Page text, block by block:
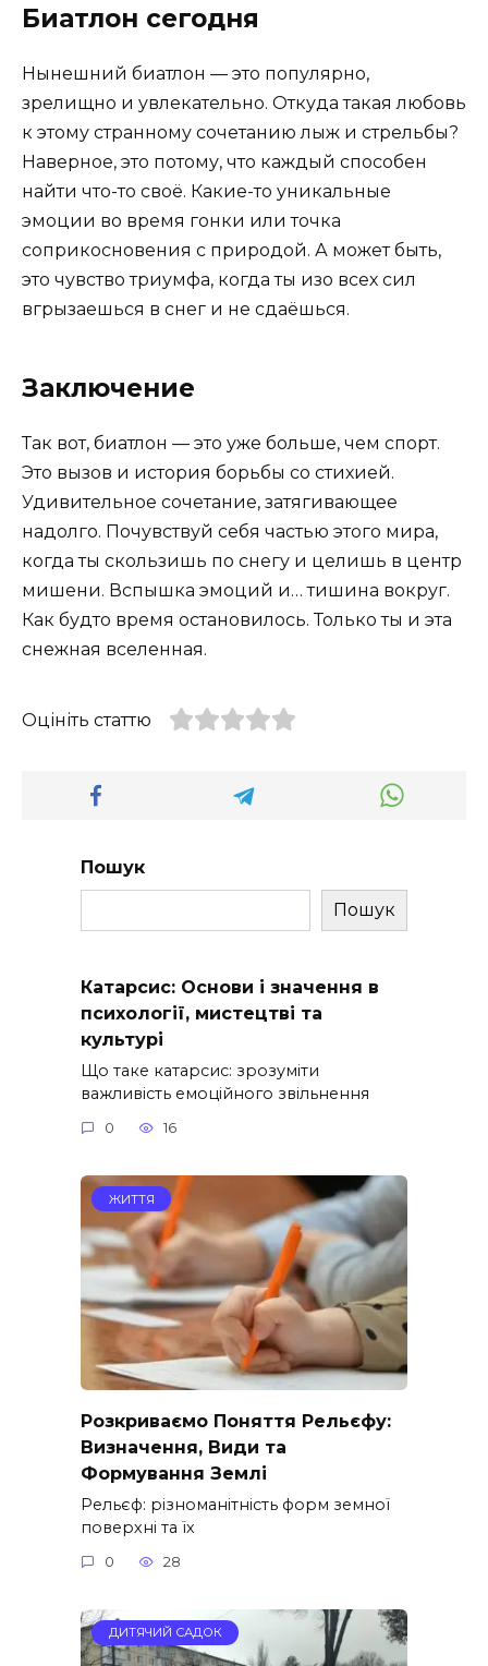
Биатлон сегодня
Нынешний биатлон — это популярно,
зрелищно и увлекательно. Откуда такая любовь
к этому странному сочетанию лыж и стрельбы?
Наверное, это потому, что каждый способен
найти что-то своё. Какие-то уникальные
эмоции во время гонки или точка
соприкосновения с природой. А может быть,
это чувство триумфа, когда ты изо всех сил
вгрызаешься в снег и не сдаёшься.
Заключение
Так вот, биатлон — это уже больше, чем спорт.
Это вызов и история борьбы со стихией.
Удивительное сочетание, затягивающее
надолго. Почувствуй себя частью этого мира,
когда ты скользишь по снегу и целишь в центр
мишени. Вспышка эмоций и… тишина вокруг.
Как будто время остановилось. Только ты и эта
снежная вселенная.
Оцініть статтю
Пошук
Пошук
Катарсис: Основи і значення в
психології, мистецтві та
культурі
Що таке катарсис: зрозуміти
важливість емоційного звільнення
0 16
ЖИТТЯ
Розкриваємо Поняття Рельєфу:
Визначення, Види та
Формування Землі
Рельєф: різноманітність форм земної
поверхні та їх
0 28
ДИТЯЧИЙ САДОК